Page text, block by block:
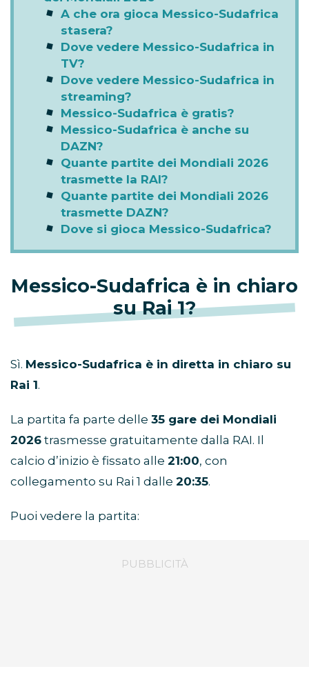
A che ora gioca Messico-Sudafrica
stasera?
Dove vedere Messico-Sudafrica in
TV?
Dove vedere Messico-Sudafrica in
streaming?
Messico-Sudafrica è gratis?
Messico-Sudafrica è anche su
DAZN?
Quante partite dei Mondiali 2026
trasmette la RAI?
Quante partite dei Mondiali 2026
trasmette DAZN?
Dove si gioca Messico-Sudafrica?
Messico-Sudafrica è in chiaro
su Rai 1?
Sì. Messico-Sudafrica è in diretta in chiaro su
Rai 1.
La partita fa parte delle 35 gare dei Mondiali
2026 trasmesse gratuitamente dalla RAI. Il
calcio d’inizio è fissato alle 21:00, con
collegamento su Rai 1 dalle 20:35.
Puoi vedere la partita: